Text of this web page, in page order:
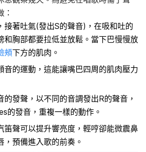
接著吐氣(發出S的聲音)，在吸和吐的
和胸部都要拉低並放鬆。當下巴慢慢放
頰下方的肌肉。
音的運動，這能讓嘴巴四周的肌肉壓力
的發聲，以不同的音調發出R的聲音，
的發音，重複一樣的動作。
笛聲可以提升響亮度，輕哼卻能微震鼻
，預備進入歌的前奏。